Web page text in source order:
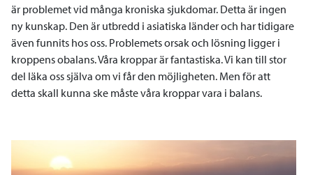
är problemet vid många kroniska sjukdomar. Detta är ingen
ny kunskap. Den är utbredd i asiatiska länder och har tidigare
även funnits hos oss. Problemets orsak och lösning ligger i
kroppens obalans. Våra kroppar är fantastiska. Vi kan till stor
del läka oss själva om vi får den möjligheten. Men för att
detta skall kunna ske måste våra kroppar vara i balans.